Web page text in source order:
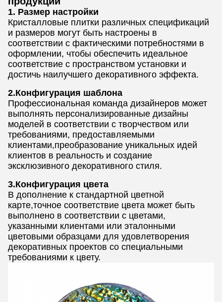
1. Размер настройки
Кристалловые плитки различных спецификаций
и размеров могут быть настроены в
соответствии с фактическими потребностями в
оформлении, чтобы обеспечить идеальное
соответствие с пространством установки и
достичь наилучшего декоративного эффекта.
2.Конфигурация шаблона
Профессиональная команда дизайнеров может
выполнять персонализированные дизайны
моделей в соответствии с творчеством или
требованиями, предоставляемыми
клиентами,преобразование уникальных идей
клиентов в реальность и создание
эксклюзивного декоративного стиля.
3.Конфигурация цвета
В дополнение к стандартной цветной
карте,точное соответствие цвета может быть
выполнено в соответствии с цветами,
указанными клиентами или эталонными
цветовыми образцами для удовлетворения
декоративных проектов со специальными
требованиями к цвету.